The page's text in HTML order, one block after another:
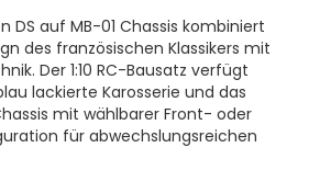
DS auf MB-01 Chassis kombiniert
des französischen Klassikers mit
Der 1:10 RC-Bausatz verfügt
lackierte Karosserie und das
mit wählbarer Front- oder
für abwechslungsreichen